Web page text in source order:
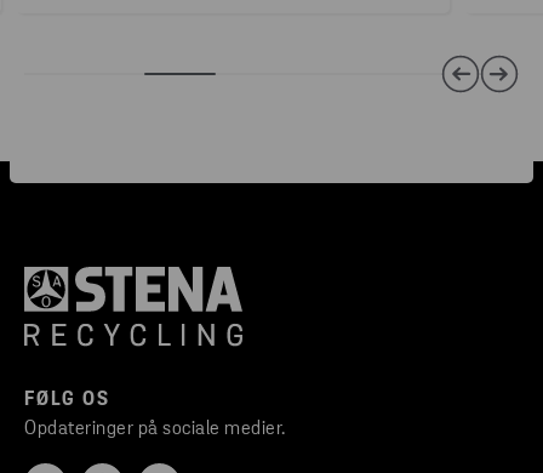
FØLG OS
Opdateringer på sociale medier.